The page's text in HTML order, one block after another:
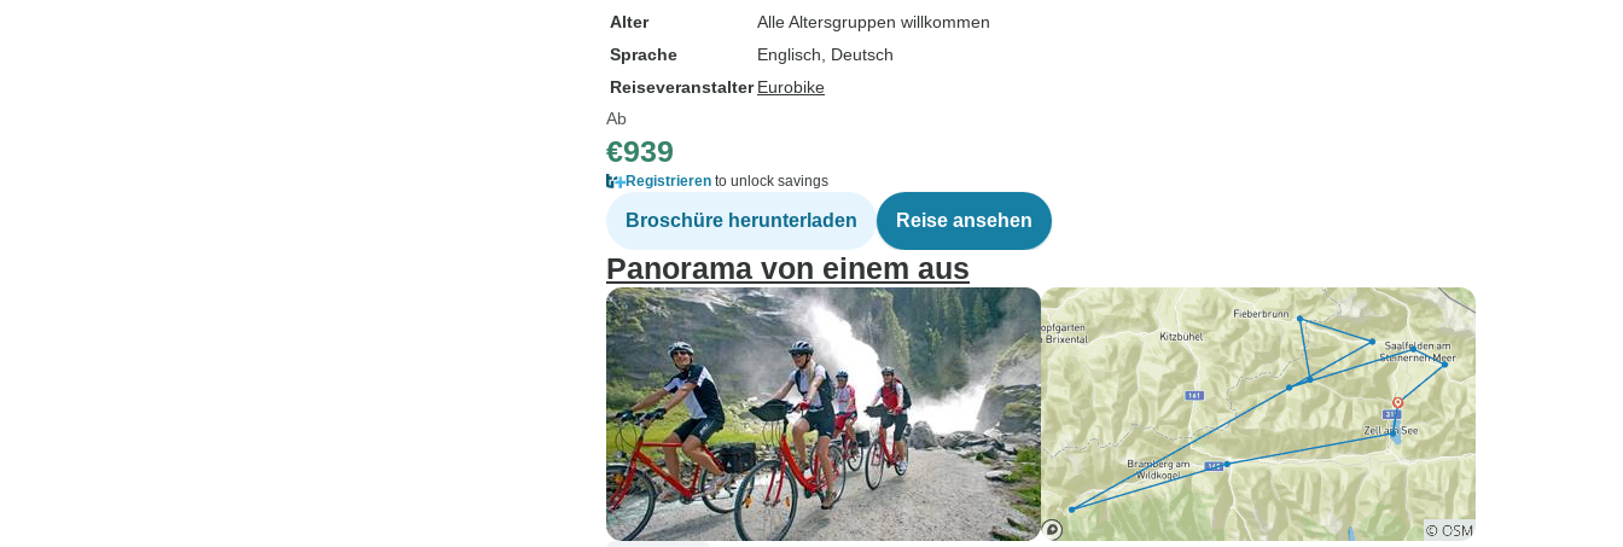
Alter
Alle Altersgruppen willkommen
Sprache
Englisch, Deutsch
Reiseveranstalter Eurobike
Ab
€939
Registrieren to unlock savings
Broschüre herunterladen Reise ansehen
Panorama von einem aus